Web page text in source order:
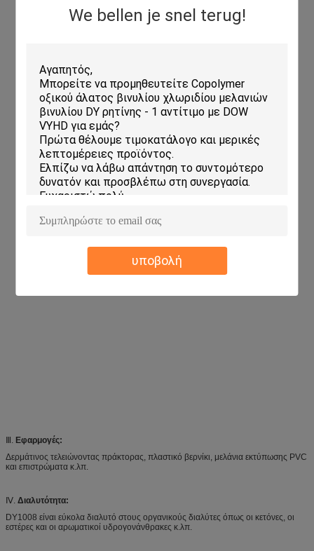
We bellen je snel terug!
υποβολή
Ⅲ. Εφαρμογές:
Δερμάτινος τελειώνοντας πράκτορας, πλαστικό βερνίκι, μελάνια εκτύπωσης PVC
και επιστρώματα κ.λπ.
Ⅳ. Διαλυτότητα:
DY1008 είναι εύκολα διαλυτό στους οργανικούς διαλύτες όπως οι κετόνες, οι
εστέρες και οι αρωματικοί υδρογονάνθρακες κ.λπ.